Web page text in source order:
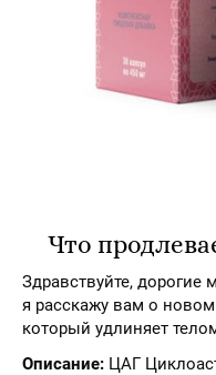
Что
Здравствуйте, дорогие
я расскажу вам о
который удлиняет
Описание: ЦАГ